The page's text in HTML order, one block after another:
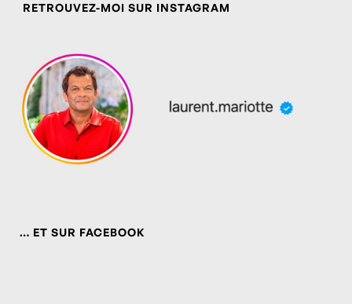
RETROUVEZ-MOI SUR INSTAGRAM
… ET SUR FACEBOOK